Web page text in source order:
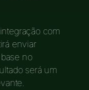
com
enviar
no
será um